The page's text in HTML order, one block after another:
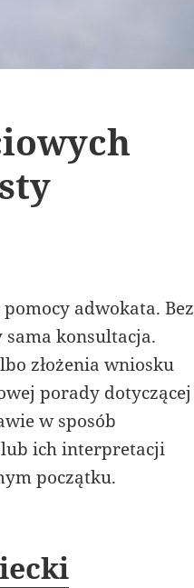
adwokata. Bez
konsultacja.
złożenia wniosku
porady dotyczącej
w sposób
ich interpretacji
początku.